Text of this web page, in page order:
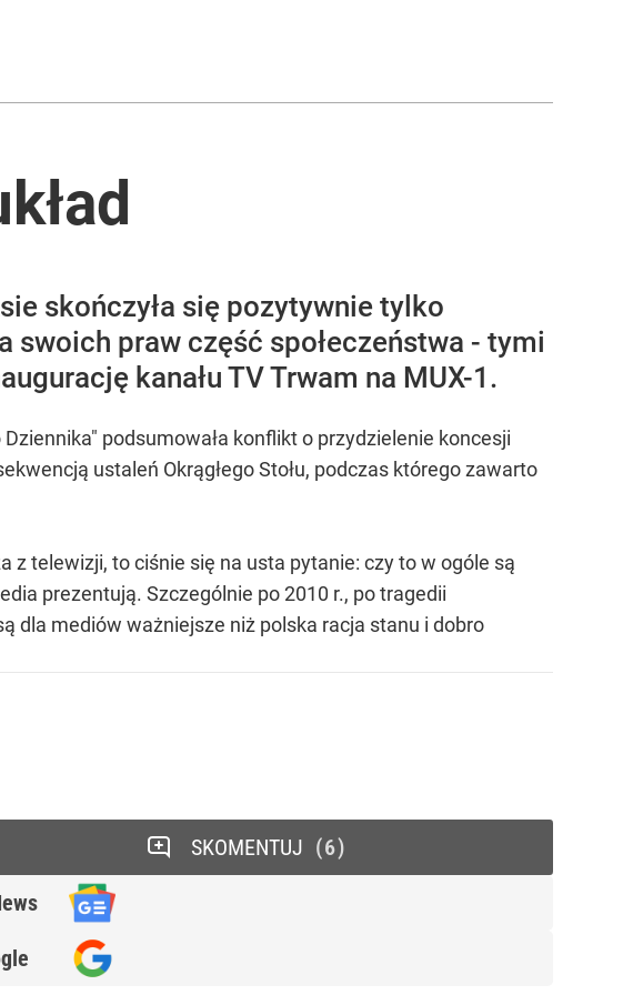
skończyła się pozytywnie tylko
swoich praw część społeczeństwa - tymi
kanału TV Trwam na MUX-1.
podsumowała konflikt o przydzielenie koncesji
ustaleń Okrągłego Stołu, podczas którego zawarto
z telewizji, to ciśnie się na usta pytanie: czy to w ogóle są
prezentują. Szczególnie po 2010 r., po tragedii
dla mediów ważniejsze niż polska racja stanu i dobro
SKOMENTUJ 6